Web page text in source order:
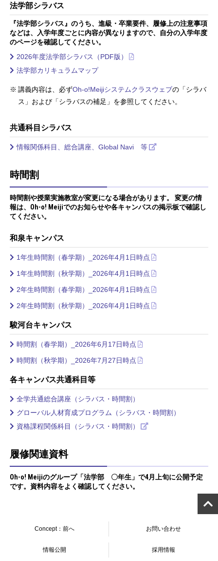
法学部シラバス
『法学部シラバス』のうち、進級・卒業要件、履修上の注意事項
などは、入学年度ごとに内容が異なりますので、自分の入学年度
のページを確認してください。
2026年度法学部シラバス（PDF版）
法学部カリキュラムマップ
講義内容は、必ずOh-o!Meijiシステムクラスウェブの「シラバ
ス」および「シラバスの補足」を参照してください。
共通科目シラバス
情報関係科目、総合講座、Global Navi 等
時間割
時間割や授業実施教室が変更になる場合があります。 変更の情
報は、Oh-o! Meijiでのお知らせや各キャンパスの掲示板で確認し
てください。
和泉キャンパス
1年生時間割（春学期）_2026年4月1日時点
1年生時間割（秋学期）_2026年4月1日時点
2年生時間割（春学期）_2026年4月1日時点
2年生時間割（秋学期）_2026年4月1日時点
駿河台キャンパス
時間割（春学期）_2026年6月17日時点
時間割（秋学期）_2026年7月27日時点
各キャンパス共通科目等
全学共通総合講座（シラバス・時間割）
グローバル人材育成プログラム（シラバス・時間割）
資格課程関係科目（シラバス・時間割）
履修関連資料
Oh-o! Meijiのグループ「法学部 〇年生」で4月上旬に公開予定
です。資料内容をよく確認してください。
Concept：前へ お問い合わせ
情報公開 採用情報